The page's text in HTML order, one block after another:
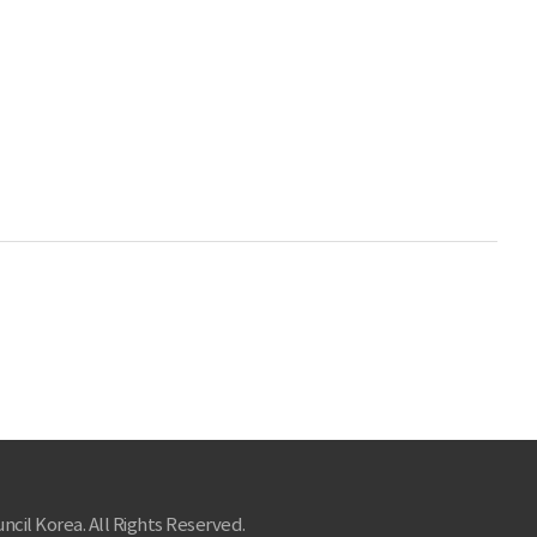
Korea. All Rights Reserved.